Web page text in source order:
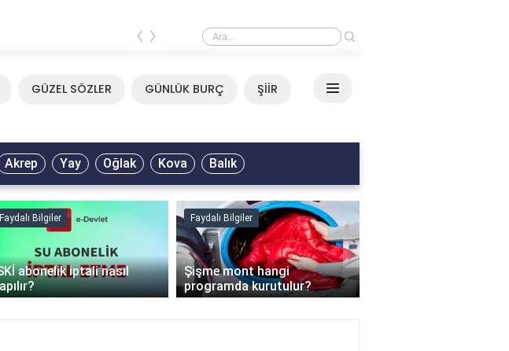
Mirkelam - Tavla Sözleri
‹ ›
GÜZEL SÖZLER GÜNLÜK BURÇ ŞİİR
Akrep Yay Oğlak Kova Balık
Faydalı Bilgiler
abonelik iptali nasıl
Faydalı Bilgiler
Şişme mont hangi
programda kurutulur?
›